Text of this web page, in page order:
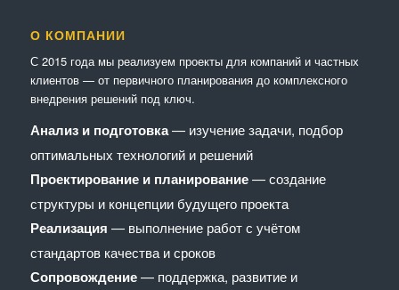
О КОМПАНИИ
С 2015 года мы реализуем проекты для компаний и частных
клиентов — от первичного планирования до комплексного
внедрения решений под ключ.
Анализ и подготовка— изучение задачи, подбор
оптимальных технологий и решений
Проектирование и планирование— создание
структуры и концепции будущего проекта
Реализация — выполнение работ с учётом
стандартов качества и сроков
Сопровождение— поддержка, развитие и